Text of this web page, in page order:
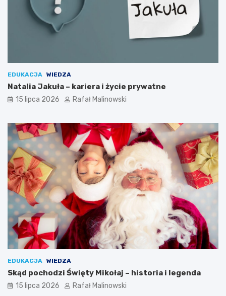
EDUKACJA WIEDZA
Natalia Jakuła – kariera i życie prywatne
15 lipca 2026 Rafał Malinowski
EDUKACJA WIEDZA
Skąd pochodzi Święty Mikołaj – historia i legenda
15 lipca 2026 Rafał Malinowski